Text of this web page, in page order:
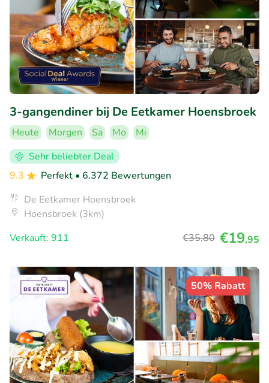
3-gangendiner bij De Eetkamer Hoensbroek
Heute Morgen Sa Mo
Mi
Sehr beliebter Deal
9.3
Perfekt • 6.372 Bewertungen
De Eetkamer Hoensbroek
Hoensbroek (3km)
Verkauft: 911
€35,80 €19,95
50% Rabatt